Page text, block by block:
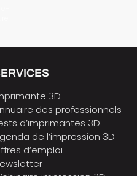
3D
des professionnels
d’imprimantes 3D
de l’impression 3D
d’emploi